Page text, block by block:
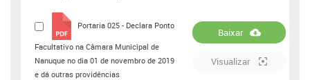
Portaria 025 - Declara Ponto
Facultativo na Câmara Municipal de
Nanuque no dia 01 de novembro de 2019
e dá outras providências
Baixar
Visualizar